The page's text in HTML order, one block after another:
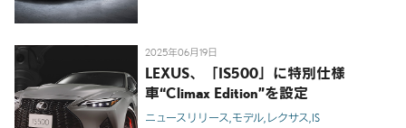
2025年06月19日
LEXUS、「IS500」に特別仕様
車“Climax Edition”を設定
ニュースリリース モデル レクサス IS